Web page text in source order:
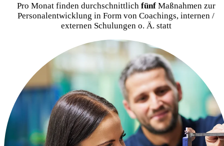
Pro Monat finden durchschnittlich fünfMaßnahmen zur
Personalentwicklung in Form von Coachings, internen /
externen Schulungen o. Ä. statt